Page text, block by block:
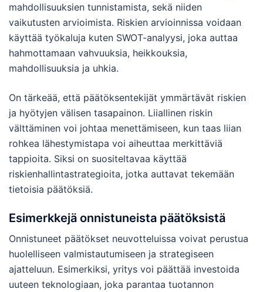
mahdollisuuksien tunnistamista, sekä niiden
vaikutusten arvioimista. Riskien arvioinnissa voidaan
käyttää työkaluja kuten SWOT-analyysi, joka auttaa
hahmottamaan vahvuuksia, heikkouksia,
mahdollisuuksia ja uhkia.
On tärkeää, että päätöksentekijät ymmärtävät riskien
ja hyötyjen välisen tasapainon. Liiallinen riskin
välttäminen voi johtaa menettämiseen, kun taas liian
rohkea lähestymistapa voi aiheuttaa merkittäviä
tappioita. Siksi on suositeltavaa käyttää
riskienhallintastrategioita, jotka auttavat tekemään
tietoisia päätöksiä.
Esimerkkejä onnistuneista päätöksistä
Onnistuneet päätökset neuvotteluissa voivat perustua
huolelliseen valmistautumiseen ja strategiseen
ajatteluun. Esimerkiksi, yritys voi päättää investoida
uuteen teknologiaan, joka parantaa tuotannon